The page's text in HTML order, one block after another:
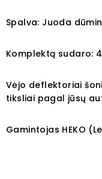
Spalva: Juoda
Komplektą sudaro:
Vėjo deflektoriai
tiksliai pagal jūsų
Gamintojas HEKO